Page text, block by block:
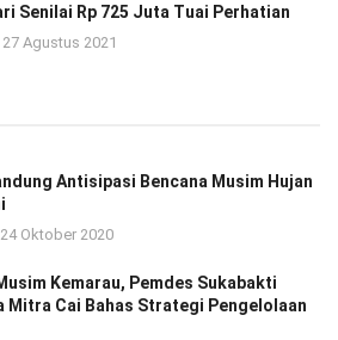
Senilai Rp 725 Juta Tuai Perhatian
Agustus 2021
Antisipasi Bencana Musim Hujan
Oktober 2020
Kemarau, Pemdes Sukabakti
Mitra Cai Bahas Strategi Pengelolaan